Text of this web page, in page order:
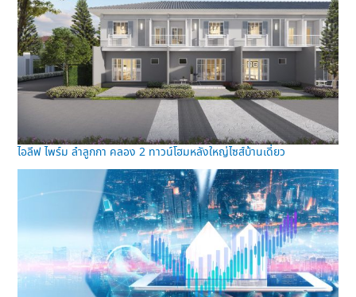
ไอลีฟ ไพร์ม ลำลูกกา คลอง 2 ทาวน์โฮมหลังใหญ่ไซส์บ้านเดี่ยว